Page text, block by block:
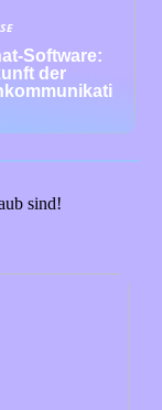
Software:
der
sind!